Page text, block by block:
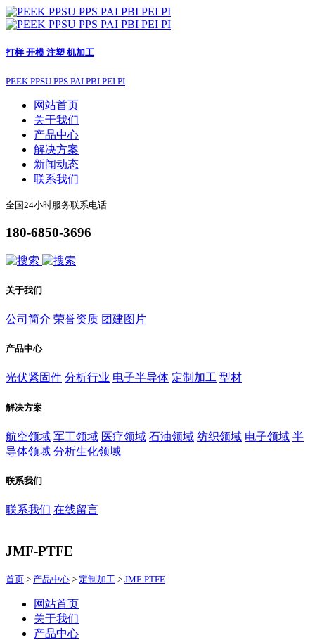
打样 开模 注塑 机加工
PEEK PPSU PPS PAI PBI PEI PI
网站首页
关于我们
产品中心
解决方案
新闻动态
联系我们
全国24小时服务联系电话
180-6850-3696
关于我们
公司简介 荣誉资质 团建图片
产品中心
光伏紧固件 分析行业 电子半导体 定制加工 型材
解决方案
航空领域 军工领域 医疗领域 石油领域 纺织领域 电子领域 半
导体领域 分析生化领域
联系我们
联系我们 在线留言
JMF-PTFE
首页 > 产品中心 > 定制加工 > JMF-PTFE
网站首页
关于我们
产品中心